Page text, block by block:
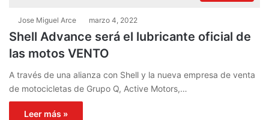
Jose Miguel Arce marzo 4, 2022
Shell Advance será el lubricante oficial de
las motos VENTO
A través de una alianza con Shell y la nueva empresa de venta
de motocicletas de Grupo Q, Active Motors,…
Leer más »